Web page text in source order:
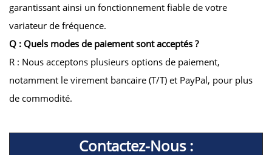
garantissant ainsi un fonctionnement fiable de votre
variateur de fréquence.
Q : Quels modes de paiement sont acceptés ?
R : Nous acceptons plusieurs options de paiement,
notamment le virement bancaire (T/T) et PayPal, pour plus
de commodité.
Contactez-Nous :